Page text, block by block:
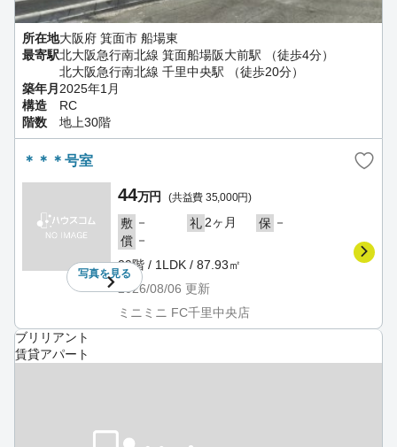
所在地大阪府 箕面市 船場東
最寄駅北大阪急行南北線 箕面船場阪大前駅 （徒歩4分）
北大阪急行南北線 千里中央駅 （徒歩20分）
築年月 2025年1月
構造
RC
階数
地上30階
＊＊＊号室
写真を見る
44万円 (共益費 35,000円)
敷 － 礼 2ヶ月 保 －
償 －
29階 / 1LDK / 87.93㎡
2026/08/06 更新
ミニミニ FC千里中央店
ブリリアント
賃貸アパート